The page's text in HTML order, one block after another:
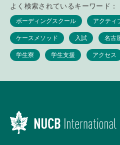
よく検索されているキーワード：